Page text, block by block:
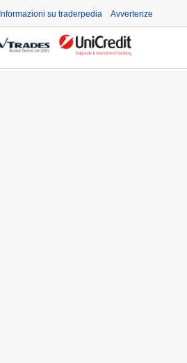
Informazioni su traderpedia Avvertenze